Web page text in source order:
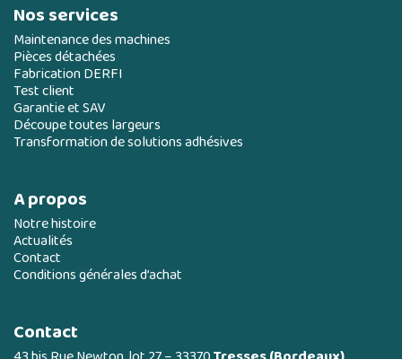
Nos services
Maintenance des machines
Pièces détachées
Fabrication DERFI
Test client
Garantie et SAV
Découpe toutes largeurs
Transformation de solutions adhésives
A propos
Notre histoire
Actualités
Contact
Conditions générales d’achat
Contact